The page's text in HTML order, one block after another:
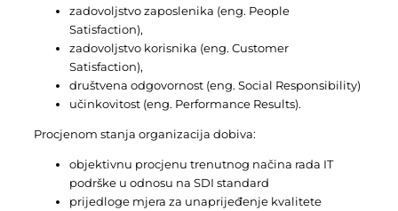
zadovoljstvo zaposlenika (eng. People
Satisfaction),
zadovoljstvo korisnika (eng. Customer
Satisfaction),
društvena odgovornost (eng. Social Responsibility)
učinkovitost (eng. Performance Results).
Procjenom stanja organizacija dobiva:
objektivnu procjenu trenutnog načina rada IT
podrške u odnosu na SDI standard
prijedloge mjera za unaprijeđenje kvalitete